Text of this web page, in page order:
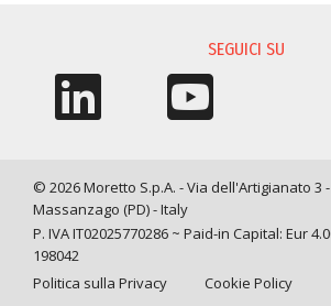
SEGUICI SU
© 2026 Moretto S.p.A. - Via dell'Artigianato 3
Massanzago (PD) - Italy
P. IVA IT02025770286 ~ Paid-in Capital: Eur
198042
Politica sulla Privacy
Cookie Policy